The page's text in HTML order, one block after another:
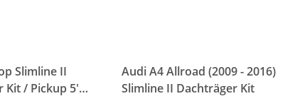
Slimline II
Kit / Pickup 5'
Audi A4 Allroad (2009 - 2016)
Slimline II Dachträger Kit